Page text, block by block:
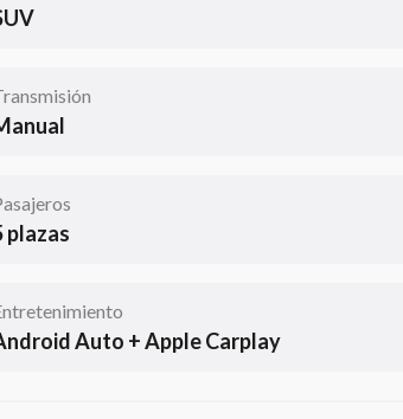
plazas
Auto + Apple Carplay